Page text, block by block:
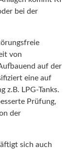
bei der
von
auf der
eine auf
z.B. LPG-Tanks.
Prüfung,
der
sich auch